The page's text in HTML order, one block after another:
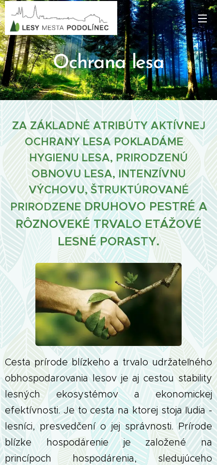
Ochrana lesa
ZA ZÁKLADNÉ ATRIBÚTY AKTÍVNEJ
OCHRANY LESA POKLADÁME
HYGIENU LESA, PRIRODZENÚ
OBNOVU LESA, INTENZÍVNU
VÝCHOVU, ŠTRUKTÚROVANÉ
PRIRODZENE DRUHOVO PESTRÉ A
RÔZNOVEKÉ TRVALO ETÁŽOVÉ
LESNÉ PORASTY.
Cesta prírode blízkeho a trvalo udržateľného
obhospodarovania lesov je aj cestou stability
lesných ekosystémov a ekonomickej
efektívnosti. Je to cesta na ktorej stoja ľudia -
lesníci, presvedčení o jej správnosti. Prírode
blízke hospodárenie je založené na
princípoch hospodárenia, sledujúceho